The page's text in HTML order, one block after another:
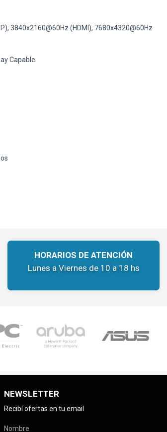
3840x2160@60Hz (HDMI), 7680x4320@60Hz
Capable
HORARIOS DE ATENCIÓN
Lunes a Viernes de 10 a 18 hs
NEWSLETTER
Recibí ofertas en tu email